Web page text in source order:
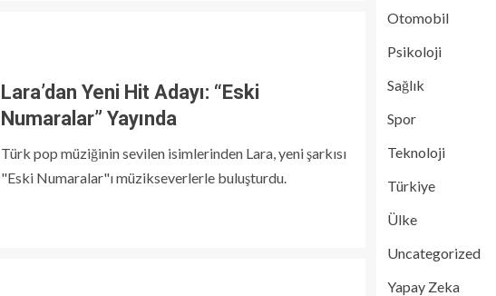
Lara’dan Yeni Hit Adayı: “Eski
Numaralar” Yayında
Türk pop müziğinin sevilen isimlerinden Lara, yeni şarkısı
"Eski Numaralar"ı müzikseverlerle buluşturdu.
Otomobil
Psikoloji
Sağlık
Spor
Teknoloji
Türkiye
Ülke
Uncategorized
Yapay Zeka